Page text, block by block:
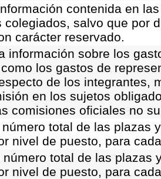
contenida en
colegiados, salvo que por
carácter reservado.
información sobre los
los gastos de
de los integrantes,
en los sujetos
comisiones oficiales no
número total de las plazas
nivel de puesto, para
número total de las
nivel de puesto, para